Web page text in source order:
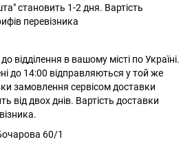
становить 1-2 дня. Вартість
перевізника
відділення в вашому місті по Україні.
до 14:00 відправляються у той же
замовлення сервісом доставки
від двох днів. Вартість доставки
60/1